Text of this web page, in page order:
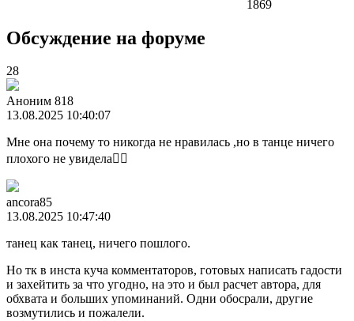
1869
Обсуждение на форуме
28
Аноним 818
13.08.2025 10:40:07
Мне она почему то никогда не нравилась ,но в танце ничего
плохого не увидела🤷‍♀️
ancora85
13.08.2025 10:47:40
танец как танец, ничего пошлого.
Но тк в инста куча комментаторов, готовых написать гадости
и захейтить за что угодно, на это и был расчет автора, для
обхвата и больших упоминаний. Одни обосрали, другие
возмутились и пожалели.